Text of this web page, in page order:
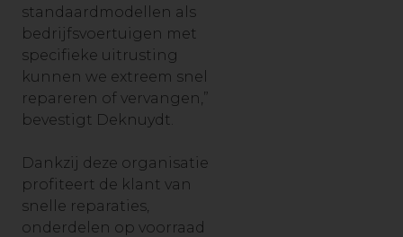
standaardmodellen als
bedrijfsvoertuigen met
specifieke uitrusting
kunnen we extreem snel
repareren of vervangen,”
bevestigt Deknuydt.
Dankzij deze organisatie
profiteert de klant van
snelle reparaties,
onderdelen op voorraad